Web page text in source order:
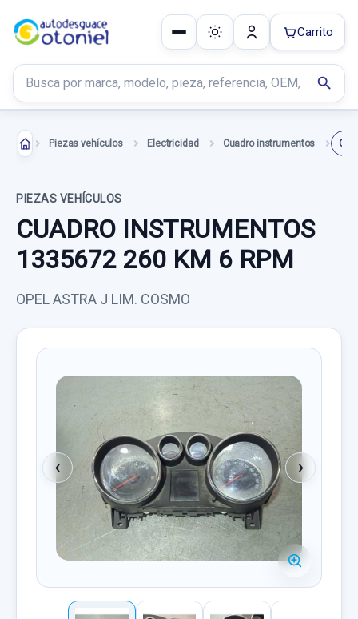
Buscar productos
search
Carrito
Piezas vehículos Electricidad Cuadro instrumentos
PIEZAS VEHÍCULOS
CUADRO INSTRUMENTOS
1335672 260 KM 6 RPM
OPEL ASTRA J LIM. COSMO
‹ ›